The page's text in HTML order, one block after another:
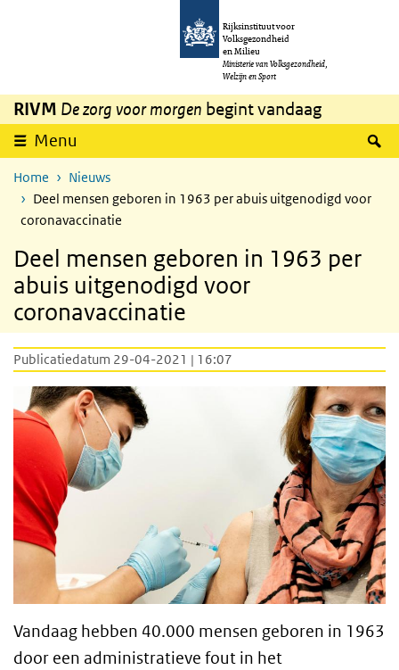
Overslaan en naar de inhoud gaan
Rijksinstituut voor
Volksgezondheid
en Milieu
Ministerie van Volksgezondheid,
Welzijn en Sport
RIVM De zorg voor morgen begint vandaag
Menu
Home
Nieuws
Deel mensen geboren in 1963 per abuis uitgenodigd voor
coronavaccinatie
Deel mensen geboren in 1963 per
abuis uitgenodigd voor
coronavaccinatie
Publicatiedatum 29-04-2021 | 16:07
Vandaag hebben 40.000 mensen geboren in 1963
door een administratieve fout in het